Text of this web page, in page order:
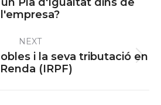
Previous
post:
l'empresa?
NEXT
Next
post:
i la seva tributació en
(IRPF)